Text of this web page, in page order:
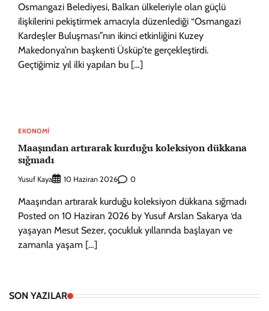
Osmangazi Belediyesi, Balkan ülkeleriyle olan güçlü
ilişkilerini pekiştirmek amacıyla düzenlediği “Osmangazi
Kardeşler Buluşması”nın ikinci etkinliğini Kuzey
Makedonya’nın başkenti Üsküp’te gerçekleştirdi.
Geçtiğimiz yıl ilki yapılan bu […]
EKONOMI
Maaşından artırarak kurduğu koleksiyon dükkana
sığmadı
Yusuf Kaya 10 Haziran 2026 0
Maaşından artırarak kurduğu koleksiyon dükkana sığmadı
Posted on 10 Haziran 2026 by Yusuf Arslan Sakarya ‘da
yaşayan Mesut Sezer, çocukluk yıllarında başlayan ve
zamanla yaşam […]
SON YAZILAR